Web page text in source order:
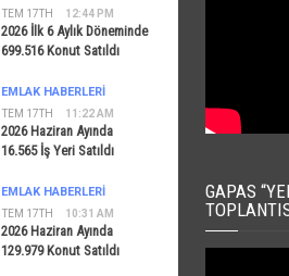
TEM 17TH 12:44 PM
2026 İlk 6 Aylık Döneminde
699.516 Konut Satıldı
TEM 17TH 11:22 AM
EMLAK HABERLERI
2026 Haziran Ayında
16.565 İş Yeri Satıldı
TEM 17TH 10:31 AM
EMLAK HABERLERI
2026 Haziran Ayında
129.979 Konut Satıldı
GAPAS